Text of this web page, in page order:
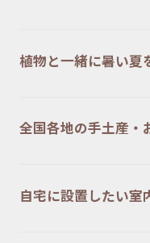
植物と一緒に暑い
全国各地の手土産
自宅に設置したい室